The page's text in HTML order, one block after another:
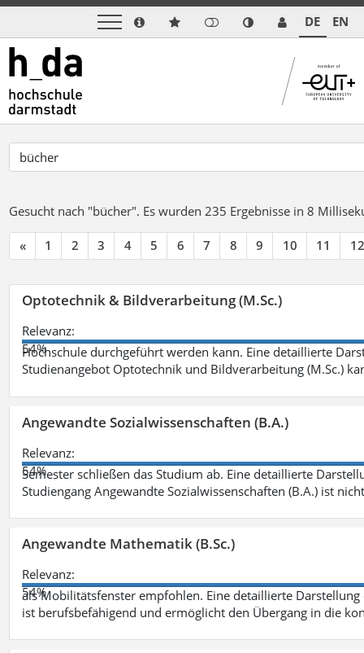
DE EN
Gesucht nach "bücher". Es wurden 235 Ergebnisse in 8
« 1 2 3 4 5 6 7 8 9 10 11 12
Optotechnik & Bildverarbeitung (M.Sc.)
Relevanz:
54%
Hochschule durchgeführt werden kann. Eine detaillierte
Studienangebot Optotechnik und Bildverarbeitung (M.Sc.)
Angewandte Sozialwissenschaften (B.A.)
Relevanz:
54%
Semester schließen das Studium ab. Eine detaillierte
Studiengang Angewandte Sozialwissenschaften (B.A.) ist
Angewandte Mathematik (B.Sc.)
Relevanz:
54%
als Mobilitätsfenster empfohlen. Eine detaillierte
ist berufsbefähigend und ermöglicht den Übergang in die